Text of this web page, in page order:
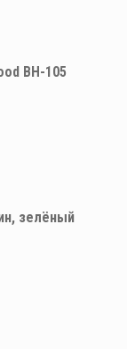
BH-105
зелёный